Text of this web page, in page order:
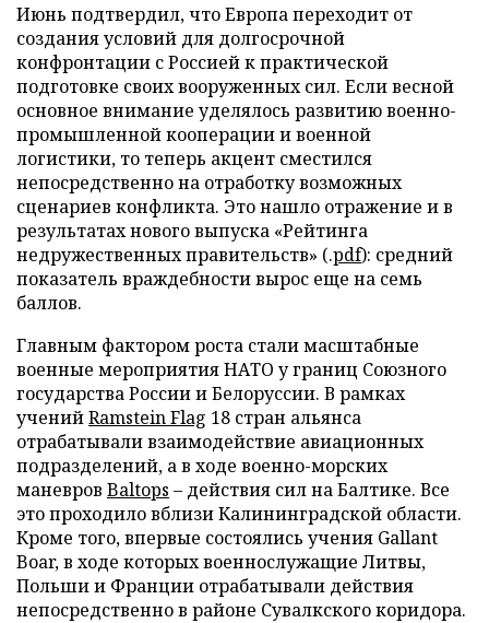
Июнь подтвердил, что Европа переходит от
создания условий для долгосрочной
конфронтации с Россией к практической
подготовке своих вооруженных сил. Если весной
основное внимание уделялось развитию военно-
промышленной кооперации и военной
логистики, то теперь акцент сместился
непосредственно на отработку возможных
сценариев конфликта. Это нашло отражение и в
результатах нового выпуска «Рейтинга
недружественных правительств» (.pdf): средний
показатель враждебности вырос еще на семь
баллов.
Главным фактором роста стали масштабные
военные мероприятия НАТО у границ Союзного
государства России и Белоруссии. В рамках
ученийRamstein Flag 18 стран альянса
отрабатывали взаимодействие авиационных
подразделений, а в ходе военно-морских
маневров Baltops – действия сил на Балтике. Все
это проходило вблизи Калининградской области.
Кроме того, впервые состоялись учения Gallant
Boar, в ходе которых военнослужащие Литвы,
Польши и Франции отрабатывали действия
непосредственно в районе Сувалкского коридора.